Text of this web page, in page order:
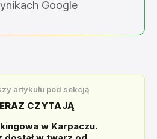
Google
artykułu pod sekcją
CZYTAJĄ
w Karpaczu.